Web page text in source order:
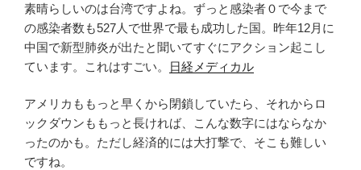
素晴らしいのは台湾ですよね。ずっと感染者０で今まで
の感染者数も527人で世界で最も成功した国。昨年12月に
中国で新型肺炎が出たと聞いてすぐにアクション起こし
ています。これはすごい。
日経メディカル
アメリカももっと早くから閉鎖していたら、それからロ
ックダウンももっと長ければ、こんな数字にはならなか
ったのかも。ただし経済的には大打撃で、そこも難しい
ですね。